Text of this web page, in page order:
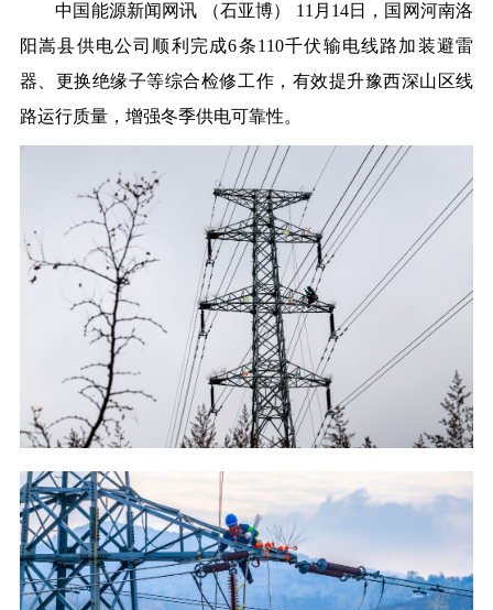
中国能源新闻网讯 （石亚博） 11月14日，国网河南洛
阳嵩县供电公司顺利完成6条110千伏输电线路加装避雷
器、更换绝缘子等综合检修工作，有效提升豫西深山区线
路运行质量，增强冬季供电可靠性。